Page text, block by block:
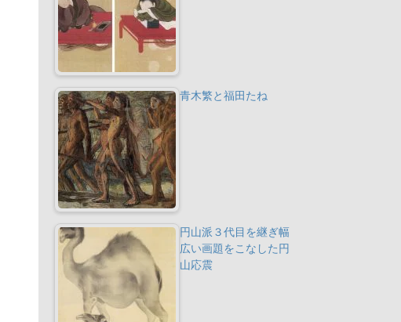
青木繁と福田たね
円山派３代目を継ぎ幅
広い画題をこなした円
山応震